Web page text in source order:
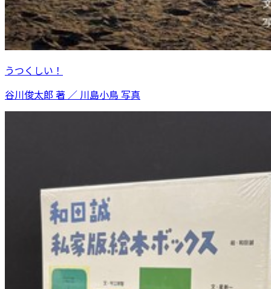
うつくしい！
谷川俊太郎 著 ／ 川島小鳥 写真